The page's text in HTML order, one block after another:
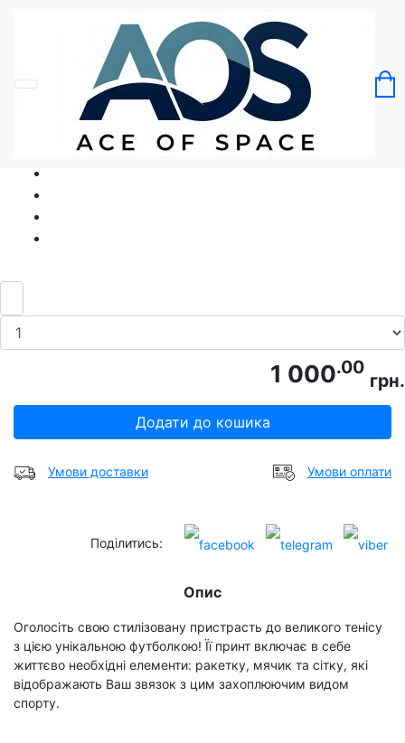
Без категорії
Футболка Великий теніс
Код товару: Ace5257
1 000.00
грн.
Додати до кошика
Умови доставки Умови оплати
Поділитись:
Опис
Оголосіть свою стилізовану пристрасть до великого тенісу
з цією унікальною футболкою! Її принт включає в себе
життєво необхідні елементи: ракетку, мячик та сітку, які
відображають Ваш звязок з цим захоплюючим видом
спорту.